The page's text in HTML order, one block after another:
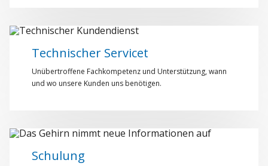
Technischer Servicet
Unübertroffene Fachkompetenz und Unterstützung, wann
und wo unsere Kunden uns benötigen.
Schulung